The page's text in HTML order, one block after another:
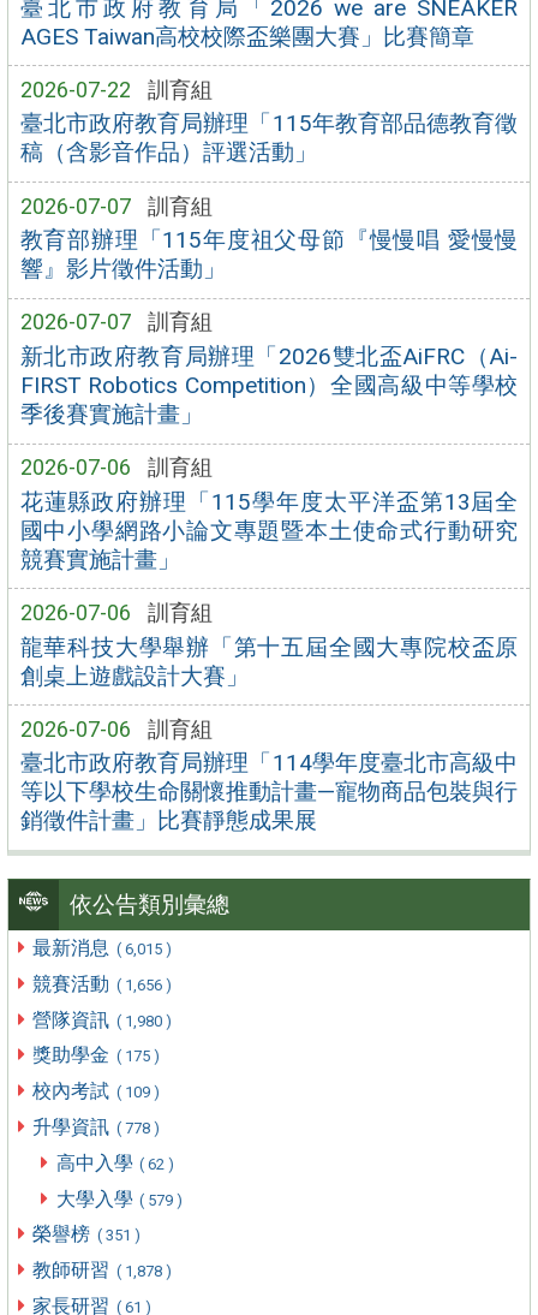
臺北市政府教育局「2026 we are SNEAKER
AGES Taiwan高校校際盃樂團大賽」比賽簡章
2026-07-22 訓育組
臺北市政府教育局辦理「115年教育部品德教育徵
稿（含影音作品）評選活動」
2026-07-07 訓育組
教育部辦理「115年度祖父母節『慢慢唱 愛慢慢
響』影片徵件活動」
2026-07-07 訓育組
新北市政府教育局辦理「2026雙北盃AiFRC（Ai-
FIRST Robotics Competition）全國高級中等學校
季後賽實施計畫」
2026-07-06 訓育組
花蓮縣政府辦理「115學年度太平洋盃第13屆全
國中小學網路小論文專題暨本土使命式行動研究
競賽實施計畫」
2026-07-06 訓育組
龍華科技大學舉辦「第十五屆全國大專院校盃原
創桌上遊戲設計大賽」
2026-07-06 訓育組
臺北市政府教育局辦理「114學年度臺北市高級中
等以下學校生命關懷推動計畫—寵物商品包裝與行
銷徵件計畫」比賽靜態成果展
依公告類別彙總
最新消息 ( 6,015 )
競賽活動 ( 1,656 )
營隊資訊 ( 1,980 )
獎助學金 ( 175 )
校內考試 ( 109 )
升學資訊 ( 778 )
高中入學 ( 62 )
大學入學 ( 579 )
榮譽榜 ( 351 )
教師研習 ( 1,878 )
家長研習 ( 61 )